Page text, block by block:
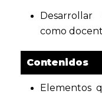
Desarrollar
como
Contenidos
Elementos